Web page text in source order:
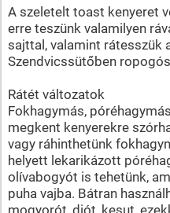
A szeletelt toast kenyeret
erre teszünk valamilyen
sajttal, valamint rátesszük
Szendvicssütőben
Rátét változatok
Fokhagymás,
megkent kenyerekre
vagy ráhinthetünk
helyett lekarikázott
olívabogyót is tehetünk,
puha vajba. Bátran
mogyorót, diót, kesut,